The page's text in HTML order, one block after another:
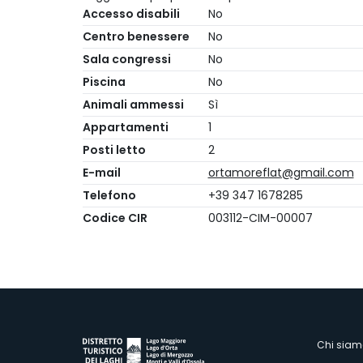
Accesso disabili
No
Centro benessere
No
Sala congressi
No
Piscina
No
Animali ammessi
Sì
Appartamenti
1
Posti letto
2
E-mail
ortamoreflat@gmail.com
Telefono
+39 347 1678285
Codice CIR
003112-CIM-00007
Chi